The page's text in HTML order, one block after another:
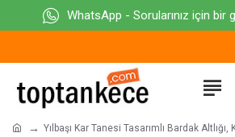
WhatsApp - Sorularınız için bir
Yılbaşı Kar Tanesi Tasarımlı Bardak